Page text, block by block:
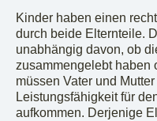
Kinder haben einen
durch beide Elternteile.
unabhängig davon, ob
zusammengelebt haben
müssen Vater und
Leistungsfähigkeit für
aufkommen. Derjenige